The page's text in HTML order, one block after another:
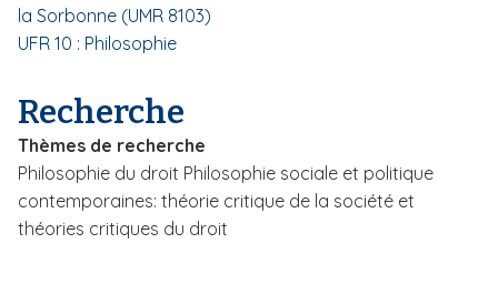
la Sorbonne (UMR 8103)
UFR 10 : Philosophie
Recherche
Thèmes de recherche
Philosophie du droit Philosophie sociale et politique
contemporaines: théorie critique de la société et
théories critiques du droit